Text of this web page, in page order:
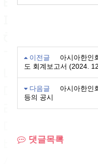
이전글
아시아한인
도 회계보고서 (2024.
다음글
아시아한인
등의 공시
댓글목록